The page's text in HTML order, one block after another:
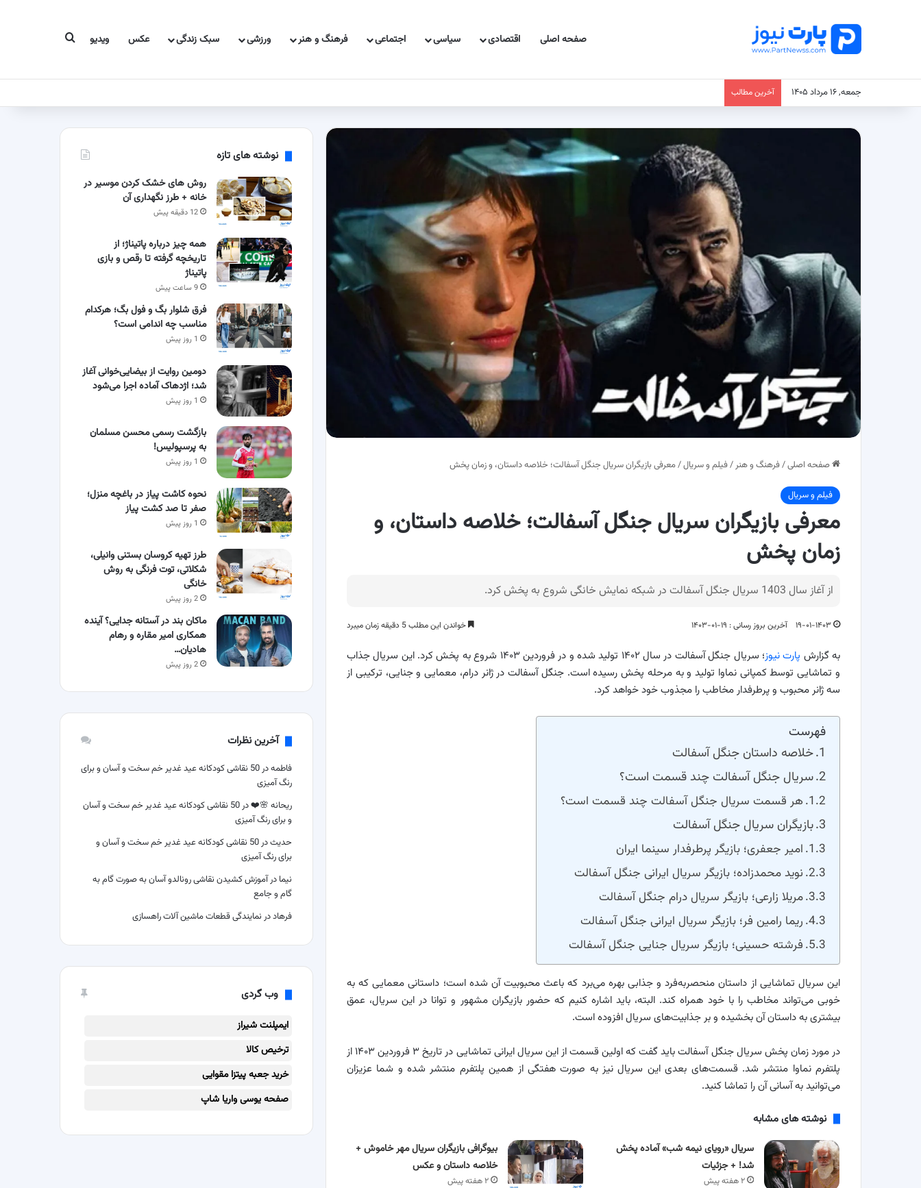
صفحه اصلی اقتصادی سیاسی اجتماعی فرهنگ و هنر ورزشی سبک زندگی عکس ویدیو جستجو برای
جمعه, ۱۶ مرداد ۱۴۰۵ آخرین مطالب
صفحه اصلی/فرهنگ و هنر /فیلم و سریال/معرفی بازیگران سریال جنگل آسفالت؛ خلاصه داستان، و زمان پخش
فیلم و سریال
معرفی بازیگران سریال جنگل آسفالت؛ خلاصه داستان، و
زمان پخش
از آغاز سال 1403 سریال جنگل آسفالت در شبکه نمایش خانگی شروع به پخش کرد.
۱۹-۰۱-۱۴۰۳ آخرین بروز رسانی : ۱۹-۰۱-۱۴۰۳ خواندن این مطلب 5 دقیقه زمان میبرد
به گزارش پارت نیوز
؛ سریال جنگل آسفالت در سال ۱۴۰۲ تولید شده و در فروردین ۱۴۰۳ شروع به پخش کرد. این سریال جذاب
و تماشایی توسط کمپانی نماوا تولید و به مرحله پخش رسیده است. جنگل آسفالت در ژانر درام، معمایی و جنایی، ترکیبی از
سه ژانر محبوب و پرطرفدار مخاطب را مجذوب خود خواهد کرد.
فهرست
خلاصه داستان جنگل آسفالت
سریال جنگل آسفالت چند قسمت است؟
هر قسمت سریال جنگل آسفالت چند قسمت است؟
بازیگران سریال جنگل آسفالت
امیر جعفری؛ بازیگر پرطرفدار سینما ایران
نوید محمدزاده؛ بازیگر سریال ایرانی جنگل آسفا‌لت
مریلا زارعی؛ بازیگر سریال درام جنگل آسفا‌لت
ریما رامین فر؛ بازیگر سریال ایرانی جنگل آسفا‌لت
فرشته حسینی؛ بازیگر سریال جنایی جنگل آ‌سفالت
این سریال تماشایی از داستان منحصربه‌فرد و جذابی بهره می‌برد که باعث محبوبیت آن شده است؛ داستانی معمایی که به
خوبی می‌تواند مخاطب را با خود همراه کند. البته، باید اشاره کنیم که حضور بازیگران مشهور و توانا در این سریال، عمق
بیشتری به داستان آن بخشیده و بر جذابیت‌های سریال افزوده است.
در مورد زمان پخش سریال جنگل آسفالت باید گفت که اولین قسمت از این سریال ایرانی تماشایی در تاریخ ۳ فروردین ۱۴۰۳ از
پلتفرم نماوا منتشر شد. قسمت‌های بعدی این سریال نیز به صورت هفتگی از همین پلتفرم منتشر شده و شما عزیزان
می‌توانید به آسانی آن را تماشا کنید.
نوشته های مشابه
سریال «رویای نیمه شب» آماده پخش
شد! + جزئیات
۲ هفته پیش
بیوگرافی بازیگران سریال مهر خاموش +
خلاصه داستان و عکس
۲ هفته پیش
نوشته های تازه
روش های خشک کردن موسیر در
خانه + طرز نگهداری آن
12 دقیقه پیش
همه چیز درباره پاتیناژ؛ از
تاریخچه گرفته تا رقص و بازی
پاتیناژ
9 ساعت پیش
فرق شلوار بگ و فول بگ؛ هرکدام
مناسب چه اندامی است؟
1 روز پیش
دومین روایت از بیضایی‌خوانی آغاز
شد؛ اژدهاک آماده اجرا می‌شود
1 روز پیش
بازگشت رسمی محسن مسلمان
به پرسپولیس!
1 روز پیش
نحوه کاشت پیاز در باغچه منزل؛
صفر تا صد کشت پیاز
1 روز پیش
طرز تهیه کروسان بستنی وانیلی،
شکلاتی، توت فرنگی به روش
خانگی
2 روز پیش
ماکان بند در آستانه جدایی؟ آینده
همکاری امیر مقاره و رهام
هادیان…
2 روز پیش
آخرین نظرات
فاطمهدر
50 نقاشی کودکانه عید غدیر خم سخت و آسان و برای
رنگ آمیزی
ریحانه 🌸❤️در
50 نقاشی کودکانه عید غدیر خم سخت و آسان
و برای رنگ آمیزی
حدیثدر
50 نقاشی کودکانه عید غدیر خم سخت و آسان و
برای رنگ آمیزی
نیما درآموزش کشیدن نقاشی رونالدو آسان به صورت گام به
گام و جامع
فرهاددر نمایندگی قطعات ماشین آلات راهسازی
وب گردی
ایمپلنت شیراز
ترخیص کالا
خرید جعبه پیتزا مقوایی
صفحه یوسی واریا شاپ